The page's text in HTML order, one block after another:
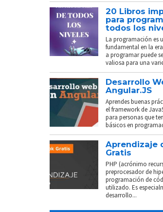
20 Libros
para
todos los
La programación es
fundamental en la
a programar puede
valiosa para una
Desarrollo
Angular.JS
Aprendes buenas
el framework de
para personas que
básicos en
Aprendizaje
Gratis
PHP (acrónimo
preprocesador de
programación de
utilizado. Es
desarrollo...